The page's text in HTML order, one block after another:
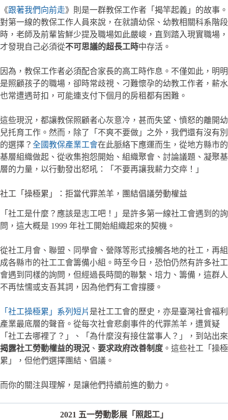
《跟著我們向前走》則是一群教保工作者「揭竿起義」的故事。
對第一線的教保工作人員來說，在就讀幼保、幼教相關科系階段
時，老師及前輩皆鮮少提及職場如此嚴峻，直到踏入現實職場，
才發現自己必須從不可思議的超長工時中存活。
因為，教保工作者必須配合家長的高工時作息。不僅如此，明明
是照顧孩子的職場，卻時常歧視、刁難懷孕的幼教工作者，薪水
也常遭遇苛扣，可能連支付下個月的房租都有困難。
這些現況，都讓教保照顧者心灰意冷，甚而失望、憤怒的離開幼
兒托育工作。然而，除了「不爽不要做」之外，我們還有沒有別
的選擇？ 全國教保產業工會在此脈絡下應運而生，從地方縣市的
基層組織做起、從收集抱怨開始、組織聚會、討論議題、凝聚基
層的力量，以行動發出怒吼：「不要再讓我薪力交瘁！」
社工「操極累」：拒當代罪羔羊，團結倡議勞動權益
「社工是什麼？應該是志工吧！」是許多第一線社工會遇到的詢
問，這大概是 1999 年社工開始組織起來的契機。
從社工月會、聯盟、同學會、營隊等形式接觸各地的社工，再組
成各縣市的社工工會籌備小組。時至今日，恐怕仍然有許多社工
會遇到同樣的詢問，但經過長時間的聯繫、培力、籌備，這群人
不再怯懦或支吾其詞，因為他們有工會撐腰。
「社工操極累」系列短片 是社工工會的歷史，亦是臺灣社會福利
產業最底層的聲音。從每次社會悲劇事件的代罪羔羊，遭質疑
「社工去哪裡了？」、「為什麼沒有接住當事人？」，到站出來
揭露社工勞動權益的現況 、 要求政府改善制度 。這些社工「操極
累」，但他們選擇團結、倡議。
而你的關注與理解，是讓他們持續前進的動力。
2021 五一勞動影展「照起工」